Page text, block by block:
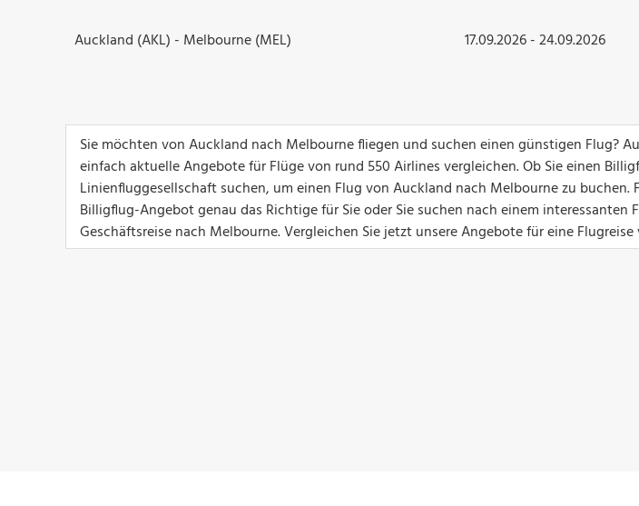
Auckland (AKL) - Melbourne (MEL) 17.09.2026 - 24.09.2026
Sie möchten von Auckland nach Melbourne fliegen und suchen einen günstigen Flug?
einfach aktuelle Angebote für Flüge von rund 550 Airlines vergleichen. Ob Sie einen
Linienfluggesellschaft suchen, um einen Flug von Auckland nach Melbourne zu buchen.
Billigflug-Angebot genau das Richtige für Sie oder Sie suchen nach einem interessanten
Geschäftsreise nach Melbourne. Vergleichen Sie jetzt unsere Angebote für eine